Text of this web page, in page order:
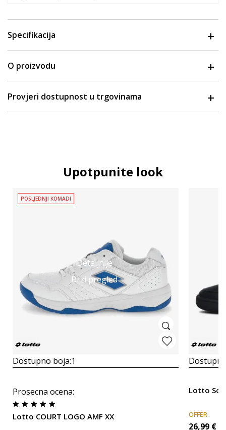
Specifikacija
O proizvodu
Provjeri dostupnost u trgovinama
Upotpunite look
Detaljnije
Brzi pregled
POSLJEDNJI KOMADI
Dostupno boja:1
Prosecna ocena:
Lotto COURT LOGO AMF XX
Lotto
OFFER
26,99 €